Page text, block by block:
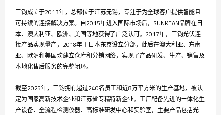
三钧成立于2013年，总部位于江苏无锡，专注于为全球客户提供智能且
可持续的连接解决方案。自2015年进入国际市场后，SUNKEAN品牌在日
本、澳大利亚、欧洲、美国等地获得了广泛认可。2017年，三钧光伏连
接产品实现量产，2018年于日本东京设立分部，此后在澳大利亚、东南
亚、欧洲和美国均建立仓库和分销网络，实现了产品研发、生产、销售及
本地化售后服务的完整闭环。
截至2025年，三钧拥有超过240名员工和近8万平方米的生产基地，被认
定为国家高新技术企业和江苏省专精特新企业。工厂配备先进的一体化生
产设备、全流程检测仪器、高标准研发中心和实验室，主要产品包括光